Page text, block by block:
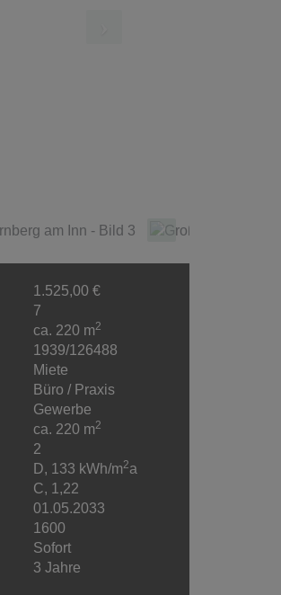
1.525,00 €
7
ca. 220 m2
1939/126488
Miete
Büro / Praxis
Gewerbe
ca. 220 m2
2
D, 133 kWh/m2a
C, 1,22
01.05.2033
1600
Sofort
3 Jahre